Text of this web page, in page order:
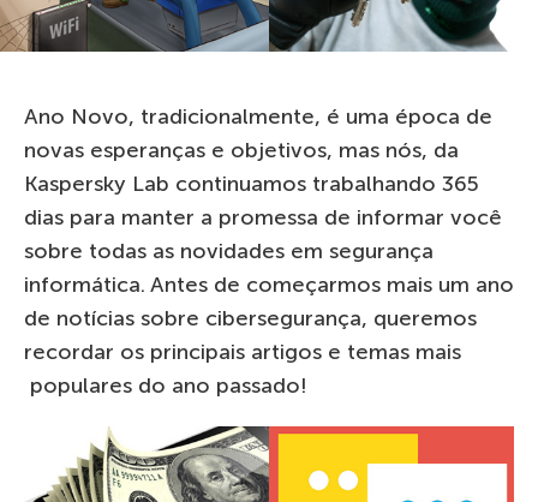
Ano Novo, tradicionalmente, é uma época de
novas esperanças e objetivos, mas nós, da
Kaspersky Lab continuamos trabalhando 365
dias para manter a promessa de informar você
sobre todas as novidades em segurança
informática. Antes de começarmos mais um ano
de notícias sobre cibersegurança, queremos
recordar os principais artigos e temas mais
populares do ano passado!